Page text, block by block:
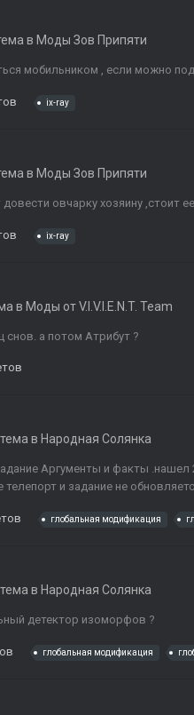
в Моды Зов Припяти
мобильником , если можно
ix-ray
в Моды Зов Припяти
овчарку хозяину ,стоит
ix-ray
в Моды от V.I.V.I.E.N.T. Team
снов. а потом Атрибут ?
тема в Народная Солянка
Аргументы и факты .нашел
телепорт и задание не
глобальная модификация
тема в Народная Солянка
детектор изоморфов ?
глобальная модификация